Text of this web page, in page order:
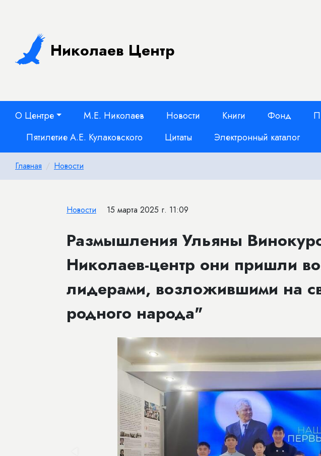
Николаев Центр
О Центре М.Е. Николаев Новости Книги Фонд
Пятилетие А.Е. Кулаковского
Цитаты Электронный каталог
Главная Новости
Новости 15 марта 2025 г. 11:09
Размышления Ульяны
Николаев-центр они пришли
лидерами, возложившими на
родного народа"